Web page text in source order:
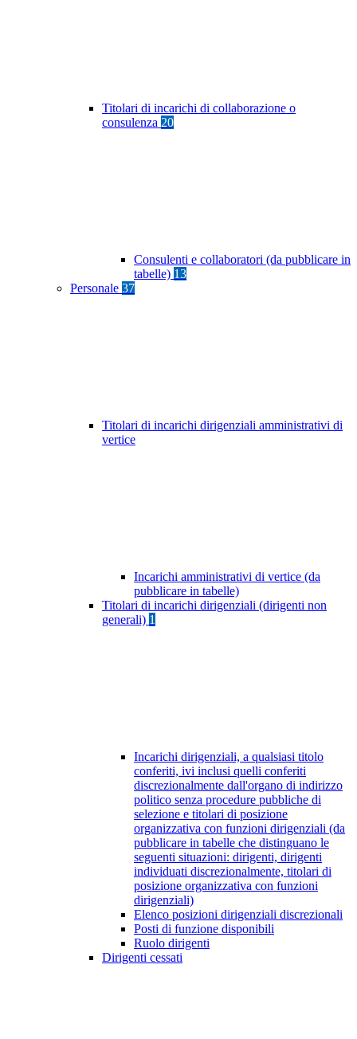
Titolari di incarichi di collaborazione o
consulenza 20
Consulenti e collaboratori (da pubblicare in
tabelle) 13
Personale 37
Titolari di incarichi dirigenziali amministrativi di
vertice
Incarichi amministrativi di vertice (da
pubblicare in tabelle)
Titolari di incarichi dirigenziali (dirigenti non
generali) 1
Incarichi dirigenziali, a qualsiasi titolo
conferiti, ivi inclusi quelli conferiti
discrezionalmente dall'organo di indirizzo
politico senza procedure pubbliche di
selezione e titolari di posizione
organizzativa con funzioni dirigenziali (da
pubblicare in tabelle che distinguano le
seguenti situazioni: dirigenti, dirigenti
individuati discrezionalmente, titolari di
posizione organizzativa con funzioni
dirigenziali)
Elenco posizioni dirigenziali discrezionali
Posti di funzione disponibili
Ruolo dirigenti
Dirigenti cessati